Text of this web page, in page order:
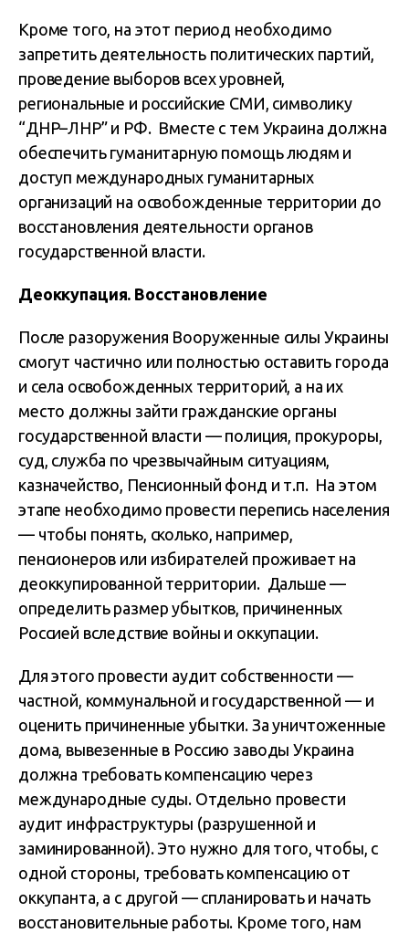
Кроме того, на этот период необходимо
запретить деятельность политических партий,
проведение выборов всех уровней,
региональные и российские СМИ, символику
“ДНР–ЛНР” и РФ. Вместе с тем Украина должна
обеспечить гуманитарную помощь людям и
доступ международных гуманитарных
организаций на освобожденные территории до
восстановления деятельности органов
государственной власти.
Деоккупация. Восстановление
После разоружения Вооруженные силы Украины
смогут частично или полностью оставить города
и села освобожденных территорий, а на их
место должны зайти гражданские органы
государственной власти — полиция, прокуроры,
суд, служба по чрезвычайным ситуациям,
казначейство, Пенсионный фонд и т.п. На этом
этапе необходимо провести перепись населения
— чтобы понять, сколько, например,
пенсионеров или избирателей проживает на
деоккупированной территории. Дальше —
определить размер убытков, причиненных
Россией вследствие войны и оккупации.
Для этого провести аудит собственности —
частной, коммунальной и государственной — и
оценить причиненные убытки. За уничтоженные
дома, вывезенные в Россию заводы Украина
должна требовать компенсацию через
международные суды. Отдельно провести
аудит инфраструктуры (разрушенной и
заминированной). Это нужно для того, чтобы, с
одной стороны, требовать компенсацию от
оккупанта, а с другой — спланировать и начать
восстановительные работы. Кроме того, нам